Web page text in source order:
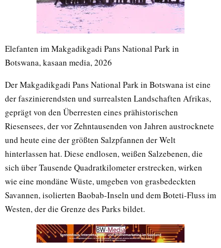
Elefanten im Makgadikgadi Pans National Park in
Botswana, kasaan media, 2026
Der Makgadikgadi Pans National Park in Botswana ist eine
der faszinierendsten und surrealsten Landschaften Afrikas,
geprägt von den Überresten eines prähistorischen
Riesensees, der vor Zehntausenden von Jahren austrocknete
und heute eine der größten Salzpfannen der Welt
hinterlassen hat. Diese endlosen, weißen Salzebenen, die
sich über Tausende Quadratkilometer erstrecken, wirken
wie eine mondäne Wüste, umgeben von grasbedeckten
Savannen, isolierten Baobab-Inseln und dem Boteti-Fluss im
Westen, der die Grenze des Parks bildet.